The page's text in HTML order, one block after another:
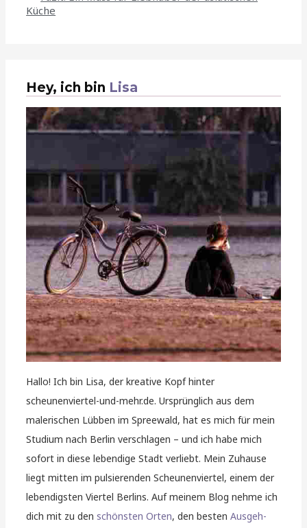
Küche
Hey, ich bin Lisa
Hallo! Ich bin Lisa, der kreative Kopf hinter
scheunenviertel-und-mehr.de. Ursprünglich aus dem
malerischen Lübben im Spreewald, hat es mich für mein
Studium nach Berlin verschlagen – und ich habe mich
sofort in diese lebendige Stadt verliebt. Mein Zuhause
liegt mitten im pulsierenden Scheunenviertel, einem der
lebendigsten Viertel Berlins. Auf meinem Blog nehme ich
dich mit zu denschönsten Orten, den bestenAusgeh-